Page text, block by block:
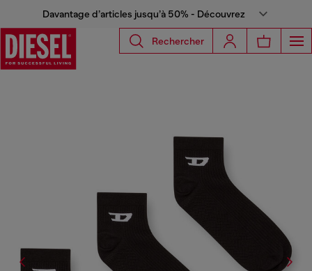
Davantage d’articles jusqu’à 50% - Découvrez
Rechercher